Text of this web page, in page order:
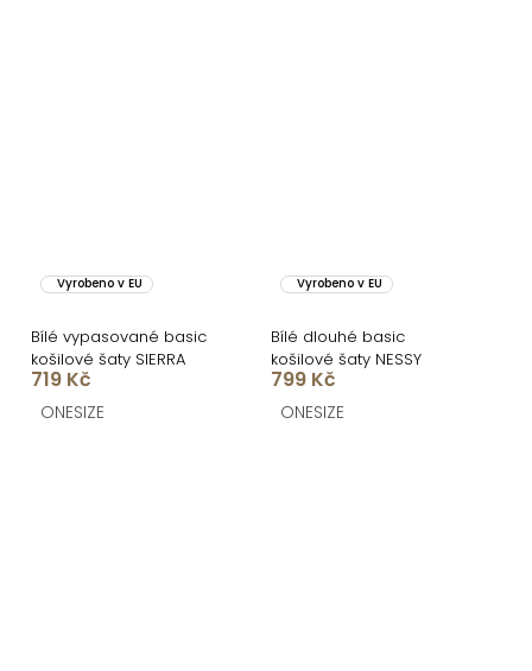
Vyrobeno v EU
Bílé vypasované basic
košilové šaty SIERRA
719 Kč
ONESIZE
Vyrobeno v EU
Bílé dlouhé basic
košilové šaty NESSY
799 Kč
ONESIZE